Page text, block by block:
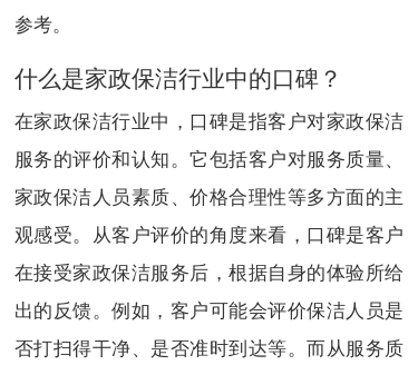
参考。
什么是家政保洁行业中的口碑？
在家政保洁行业中，口碑是指客户对家政保洁
服务的评价和认知。它包括客户对服务质量、
家政保洁人员素质、价格合理性等多方面的主
观感受。从客户评价的角度来看，口碑是客户
在接受家政保洁服务后，根据自身的体验所给
出的反馈。例如，客户可能会评价保洁人员是
否打扫得干净、是否准时到达等。而从服务质